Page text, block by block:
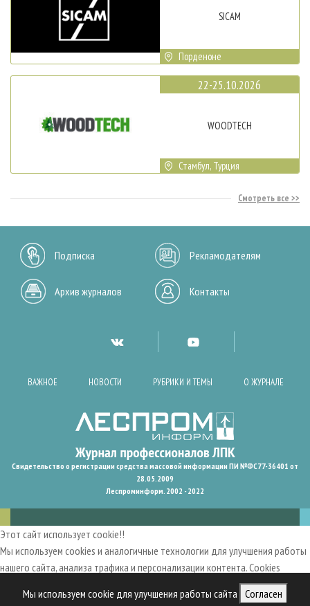
Мы используем cookie для улучшения работы сайта Согласен
SICAM
Порденоне
22-25.10.2026
WOODTECH
Стамбул, Турция
Смотреть все
Подписка Рекламодателям
Архив журналов Контакты
ВАЖНОЕ НОВОСТИ РУБРИКИ И ТЕМЫ О ЖУРНАЛЕ
Свидетельство о регистрации средства массовой информации ПИ №ФС77-36401 от
28.05.2009
Леспроминформ. 2002 - 2022
Этот сайт использует cookie!!
Мы используем cookies и аналогичные технологии для улучшения работы
нашего сайта, анализа трафика и персонализации контента. Cookies
пользовательский опыт